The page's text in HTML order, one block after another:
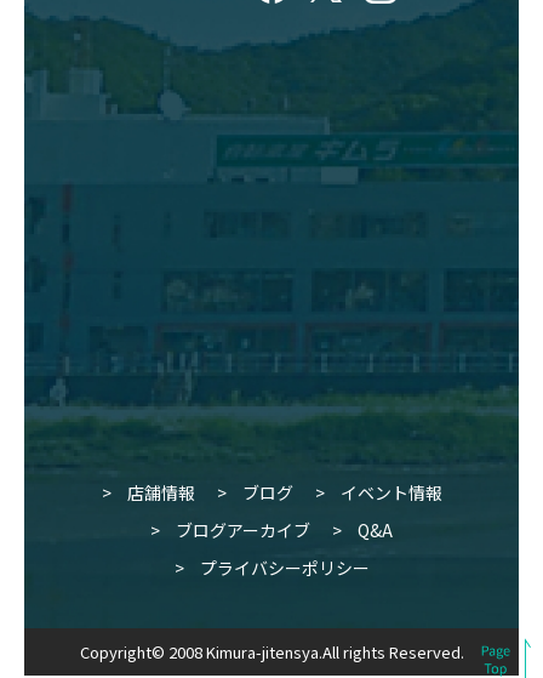
店舗情報 ブログ
イベント情報
ブログアーカイブ
Q&A
プライバシーポリシー
Copyright© 2008 Kimura-jitensya.All rights Reserved.